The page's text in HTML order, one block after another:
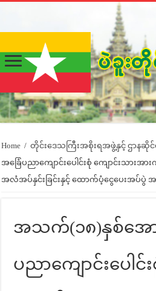
Home / တိုင်းဒေသကြီးအစိုးရအဖွဲ့နှင့် ဌာနဆိုင်ရ
အခြေံပညာကျောင်းပေါင်းစုံ ကျောင်းသားအာ
အလံအပ်နှင်းခြင်းနှင့် ထောက်ပံ့ငွေပေးအပ်ပွဲ အ
အသက်(၁၈)နှစ်အေ
ပညာကျောင်းပေါင်